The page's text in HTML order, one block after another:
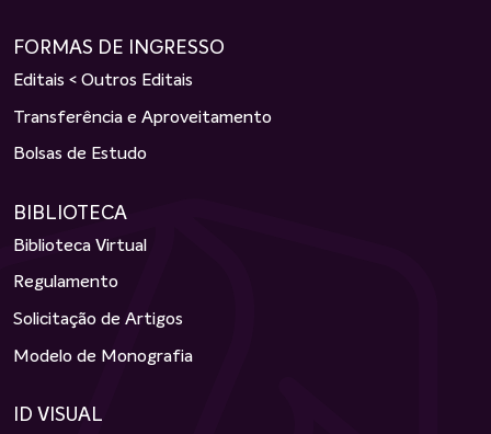
FORMAS DE INGRESSO
Editais < Outros Editais
Transferência e Aproveitamento
Bolsas de Estudo
BIBLIOTECA
Biblioteca Virtual
Regulamento
Solicitação de Artigos
Modelo de Monografia
ID VISUAL